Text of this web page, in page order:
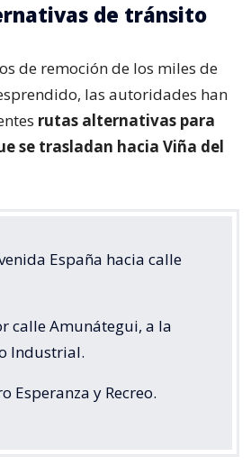
de tránsito
de remoción de los miles de
las autoridades han
rutas alternativas para
se trasladan hacia Viña del
España hacia calle
calle Amunátegui, a la
Industrial.
Esperanza y Recreo.